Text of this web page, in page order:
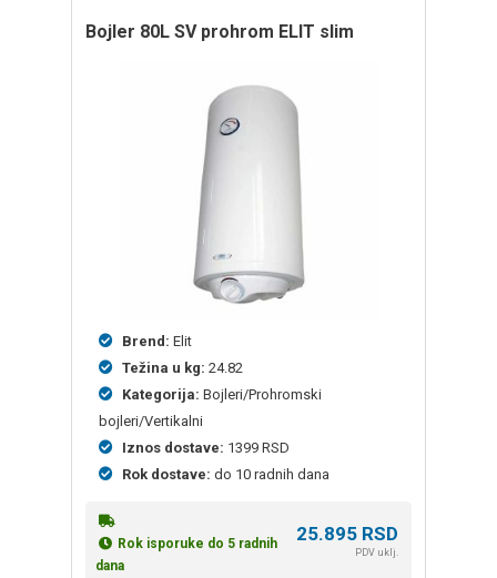
bojler 80L SV prohrom ELIT slim
Brend: Elit
Težina u kg: 24.82
Kategorija: Bojleri/Prohromski
bojleri/Vertikalni
Iznos dostave: 1399 RSD
Rok dostave: do 10 radnih dana
Rok isporuke do 5 radnih
dana
25.895 RSD
PDV uklj.